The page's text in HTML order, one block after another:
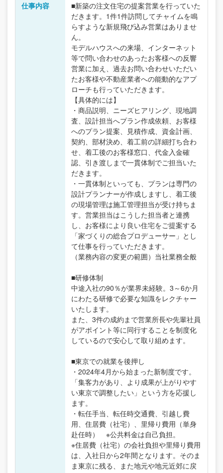
仕事内容
■新築の注文住宅の提案営業を行っていた
だきます。1件1件訪問してチャイムを鳴
らすような新規飛び込み営業はありませ
ん。
モデルハウスへの来場、インターネット
等で問い合わせのあったお客様への反響
営業に加え、過去お問い合わせいただい
たお客様や不動産業者への能動的なアプ
ローチも行っていただきます。
【具体的には】
・商品説明、ニーズヒアリング、現地調
査、設計担当へプラン作成依頼、お客様
へのプラン提案、見積作成、資金計画、
契約、部材決め、着工前の詳細打ち合わ
せ、着工後のお客様窓口、代金入金確
認、引き渡しまで一貫体制でご担当いた
だきます。
・一貫体制といっても、プランは専門の
設計プランナーが作成しますし、着工後
の現場管理は施工管理担当が受け持ちま
す。営業担当はこうした担当者と連携
し、お客様により良い住宅をご提案する
「家づくりの総合プロデューサー」とし
て仕事を行っていただきます。
（業務内容の変更の範囲）当社業務全般
■研修体制
中途入社の90％が業界未経験。3～6か月
にわたる研修で必要な知識をレクチャー
いたします。
また、3件の成約まで営業所長や先輩社員
がアポイント等に同行することを制度化
しているので安心して取り組めます。
■東京での就業を後押し
・2024年4月から始まった新制度です。
「集客力があり、より成果が上がりやす
い東京で調整したい」という方を応援し
ます。
・転任手当、転任時交通費、引越し費
用、住居費（社宅）、里帰り費用（単身
赴任時） ※公共料金は自己負担。
※住居費（社宅）の会社負担や里帰り費用
は、入社日から2年間となります。そのま
ま東京に残る、また地元や地元近郊に戻